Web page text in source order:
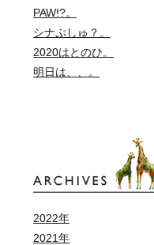
PAW!?。
シナぷしゅ？。
2020はとのひ。
明日は、、。
2022年
2021年